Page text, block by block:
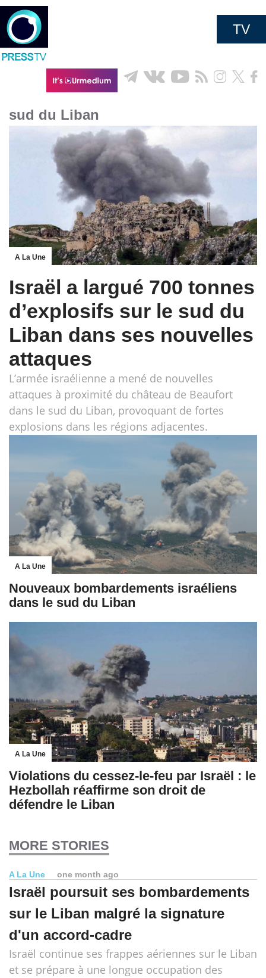
TV
sud du Liban
A La Une
Israël a largué 700 tonnes
d’explosifs sur le sud du
Liban dans ses nouvelles
attaques
L’armée israélienne a mené de nouvelles
attaques à proximité du château de Beaufort
dans le sud du Liban, provoquant de fortes
explosions dans les régions adjacentes.
A La Une
Nouveaux bombardements israéliens
dans le sud du Liban
A La Une
Violations du cessez-le-feu par Israël : le
Hezbollah réaffirme son droit de
défendre le Liban
MORE STORIES
A La Une one month ago
Israël poursuit ses bombardements
sur le Liban malgré la signature
d'un accord-cadre
Israël continue ses frappes aériennes sur le Liban
et se prépare à une longue occupation des